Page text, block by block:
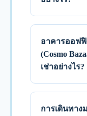
อาคารออฟ
(Cosmo
เช่าอย่างไร?
การเดินทา